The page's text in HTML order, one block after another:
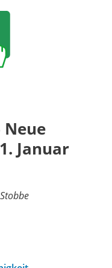
Januar